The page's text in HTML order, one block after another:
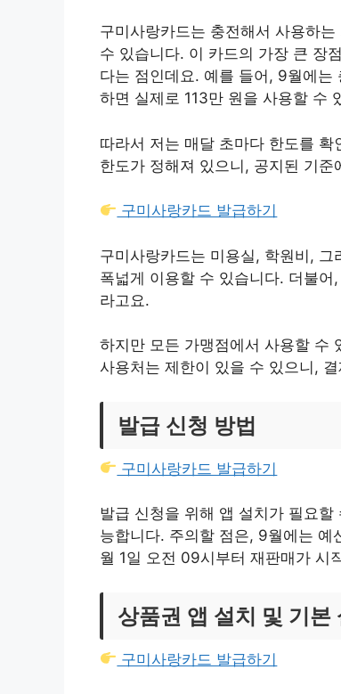
구미사랑카드는 충전해서 사용하
수 있습니다. 이 카드의 가장 큰 장
다는 점인데요. 예를 들어, 9월에는
하면 실제로 113만 원을 사용할 수
따라서 저는 매달 초마다 한도를
한도가 정해져 있으니, 공지된 기
구미사랑카드 발급하기
구미사랑카드는 미용실, 학원비,
폭넓게 이용할 수 있습니다. 더불
라고요.
하지만 모든 가맹점에서 사용할 수
사용처는 제한이 있을 수 있으니,
발급 신청 방법
구미사랑카드 발급하기
발급 신청을 위해 앱 설치가 필요
능합니다. 주의할 점은, 9월에는 예
월 1일 오전 09시부터 재판매가 시
상품권 앱 설치 및 기본
구미사랑카드 발급하기